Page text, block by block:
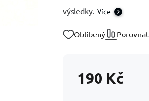
výsledky. Více
Oblíbený Porovnat
190 Kč